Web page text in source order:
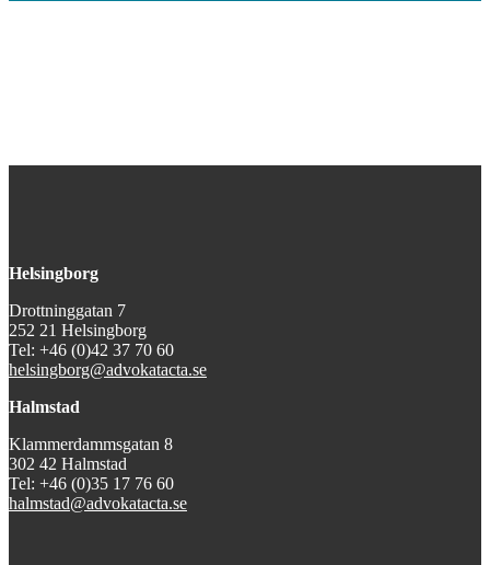
Helsingborg
Drottninggatan 7
252 21 Helsingborg
Tel: +46 (0)42 37 70 60
helsingborg@advokatacta.se
Halmstad
Klammerdammsgatan 8
302 42 Halmstad
Tel: +46 (0)35 17 76 60
halmstad@advokatacta.se